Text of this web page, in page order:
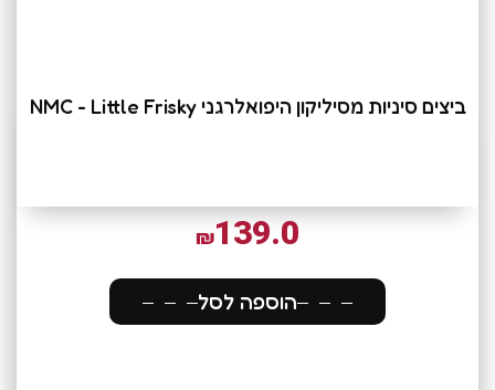
ביצים סיניות מסיליקון היפואלרגני NMC - Little Frisky
₪139.0
הוספה לסל